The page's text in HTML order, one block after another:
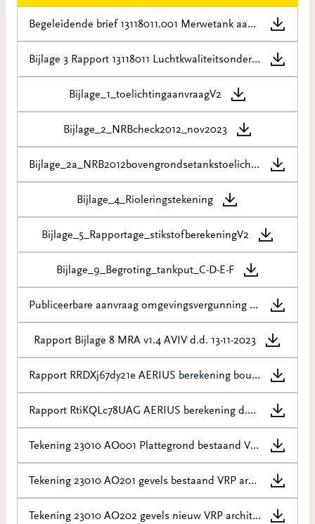
Begeleidende brief 13118011.001 Merwetank aanvullende gegevens Opifex d.d. 28-02-2024
Bijlage 3 Rapport 13118011 Luchtkwaliteitsonderzoek Opifex Adviesbureau d.d. 26-10-2023
Bijlage_1_toelichtingaanvraagV2
Bijlage_2_NRBcheck2012_nov2023
Bijlage_2a_NRB2012bovengrondsetankstoelichting
Bijlage_4_Rioleringstekening
Bijlage_5_Rapportage_stikstofberekeningV2
Bijlage_9_Begroting_tankput_C-D-E-F
Publiceerbare aanvraag omgevingsvergunning voor het uitbreiden van de tank opslag d.d. 10-11-2023
Rapport Bijlage 8 MRA v1.4 AVIV d.d. 13-11-2023
Rapport RRDXj67dy21e AERIUS berekening bouw d.d. 09-11-2023
Rapport RtiKQLc78UAG AERIUS berekening d.d. 06-10-2023
Tekening 23010 AO001 Plattegrond bestaand VRP Architecten d.d. 09-10-2023
Tekening 23010 AO201 gevels bestaand VRP architecten d.d. 19-02-2024
Tekening 23010 AO202 gevels nieuw VRP architecten d.d. 19-02-2024